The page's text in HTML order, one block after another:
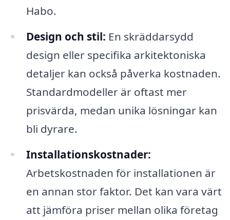
Habo.
Design och stil: En skräddarsydd
design eller specifika arkitektoniska
detaljer kan också påverka kostnaden.
Standardmodeller är oftast mer
prisvärda, medan unika lösningar kan
bli dyrare.
Installationskostnader:
Arbetskostnaden för installationen är
en annan stor faktor. Det kan vara värt
att jämföra priser mellan olika företag